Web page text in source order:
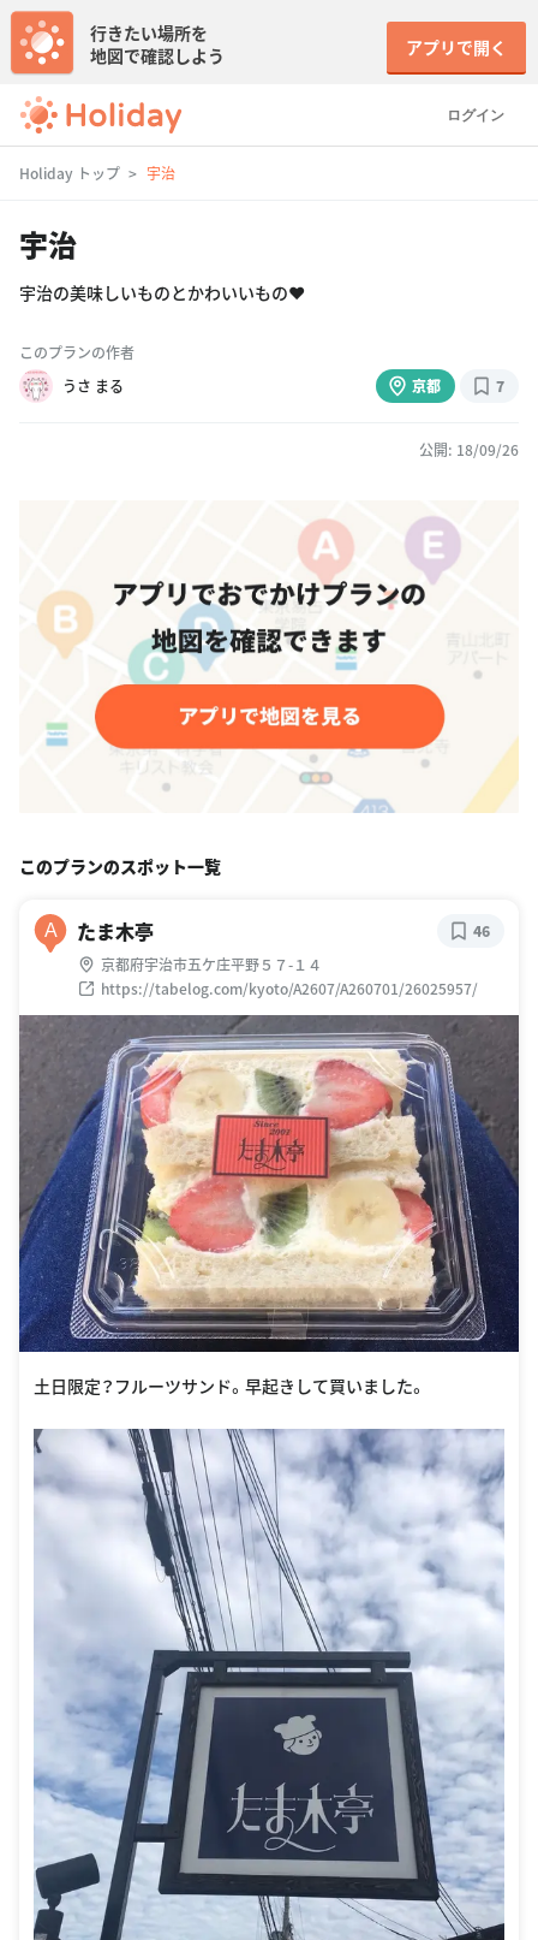
ログイン
行きたい場所を
地図で確認しよう
アプリで開く
Holiday トップ 宇治
宇治
宇治の美味しいものとかわいいもの❤️
このプランの作者
うさ まる
京都 7
公開: 18/09/26
このプランのスポット一覧
A たま木亭
京都府宇治市五ケ庄平野５７-１４
https://tabelog.com/kyoto/A2607/A260701/26025957/
46
土日限定？フルーツサンド。早起きして買いました。